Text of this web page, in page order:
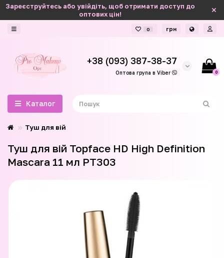
Зареєструйтесь або увійдіть, щоб отримати доступ до
оптових цін!
0 грн
+38 (093) 387-38-37
Оптова група в Viber 0
Каталог
Туш для вій
Туш для вій Topface HD High Definition
Mascara 11 мл PT303